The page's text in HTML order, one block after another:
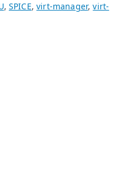
,SPICE,virt-manager,virt-